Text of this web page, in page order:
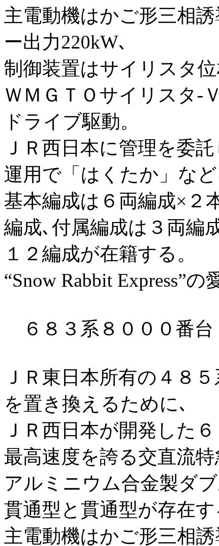
主電動機はかご形三相
ー出力220kW､
制御装置はサイリスタ
ＷＭＧＴＯサイリスタ-
ドライブ駆動。
ＪＲ西日本に管理を委
運用で「はくたか」な
基本編成は６両編成×２
編成､付属編成は３両編
１２編成が在籍する。
“Snow Rabbit Express”
６８３系８０００番台
ＪＲ東日本所有の４８
を置き換えるために､
ＪＲ西日本が開発した
最高速度を誇る交直流
アルミニウム合金製ダ
貫通型と貫通型が存在
主電動機はかご形三相